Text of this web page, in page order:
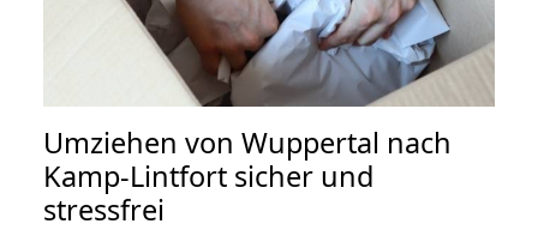
Umziehen von Wuppertal nach
Kamp-Lintfort sicher und
stressfrei